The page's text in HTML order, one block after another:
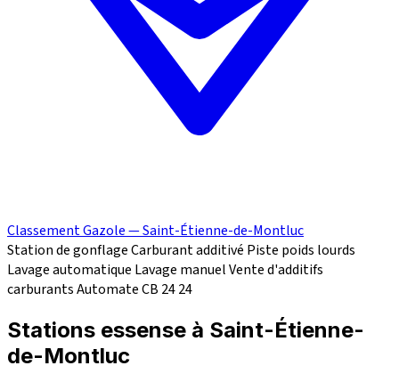
Classement Gazole — Saint-Étienne-de-Montluc
Station de gonflageCarburant additivé Piste poids lourds
Lavage automatique Lavage manuelVente d'additifs
carburantsAutomate CB 2424
Stations essense à Saint-Étienne-
de-Montluc